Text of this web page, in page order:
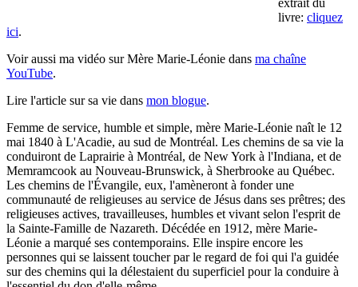
extrait du
livre: cliquez
ici.
Voir aussi ma vidéo sur Mère Marie-Léonie dans ma chaîne
YouTube.
Lire l'article sur sa vie dans mon blogue.
Femme de service, humble et simple, mère Marie-Léonie naît le 12
mai 1840 à L'Acadie, au sud de Montréal. Les chemins de sa vie la
conduiront de Laprairie à Montréal, de New York à l'Indiana, et de
Memramcook au Nouveau-Brunswick, à Sherbrooke au Québec.
Les chemins de l'Évangile, eux, l'amèneront à fonder une
communauté de religieuses au service de Jésus dans ses prêtres; des
religieuses actives, travailleuses, humbles et vivant selon l'esprit de
la Sainte-Famille de Nazareth. Décédée en 1912, mère Marie-
Léonie a marqué ses contemporains. Elle inspire encore les
personnes qui se laissent toucher par le regard de foi qui l'a guidée
sur des chemins qui la délestaient du superficiel pour la conduire à